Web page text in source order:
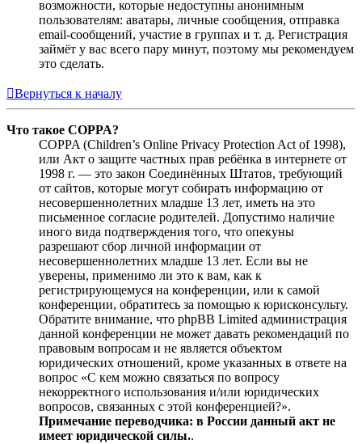
возможности, которые недоступны анонимным
пользователям: аватары, личные сообщения, отправка
email-сообщений, участие в группах и т. д. Регистрация
займёт у вас всего пару минут, поэтому мы рекомендуем
это сделать.
Вернуться к началу
Что такое COPPA?
COPPA (Children’s Online Privacy Protection Act of 1998),
или Акт о защите частных прав ребёнка в интернете от
1998 г. — это закон Соединённых Штатов, требующий
от сайтов, которые могут собирать информацию от
несовершеннолетних младше 13 лет, иметь на это
письменное согласие родителей. Допустимо наличие
иного вида подтверждения того, что опекуны
разрешают сбор личной информации от
несовершеннолетних младше 13 лет. Если вы не
уверены, применимо ли это к вам, как к
регистрирующемуся на конференции, или к самой
конференции, обратитесь за помощью к юрисконсульту.
Обратите внимание, что phpBB Limited администрация
данной конференции не может давать рекомендаций по
правовым вопросам и не является объектом
юридических отношений, кроме указанных в ответе на
вопрос «С кем можно связаться по вопросу
некорректного использования и/или юридических
вопросов, связанных с этой конференцией?».
Примечание переводчика: в России данный акт не
имеет юридической силы..